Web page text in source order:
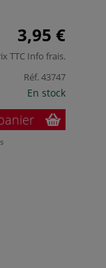
3,95 €
TTC Info frais.
Réf.43747
En stock